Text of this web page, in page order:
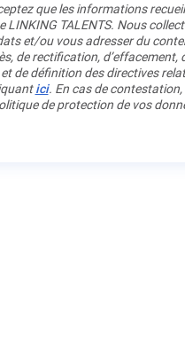
que les informations
TALENTS. Nous
et/ou vous adresser du
de rectification,
de définition des directives
ici. En cas de
de protection de vos